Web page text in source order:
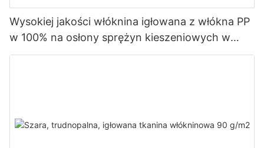
Wysokiej jakości włóknina igłowana z włókna PP
w 100% na osłony sprężyn kieszeniowych w
dobrej cenie - włóknina Rayson